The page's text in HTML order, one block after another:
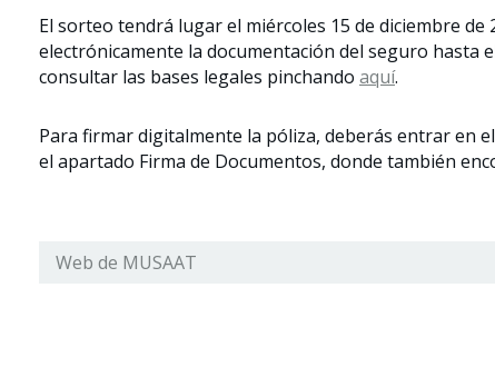
El sorteo tendrá lugar el miércoles 15 de diciembre
electrónicamente la documentación del seguro hasta
consultar las bases legales pinchando aquí.
Para firmar digitalmente la póliza, deberás entrar en
el apartado Firma de Documentos, donde también
Web de MUSAAT